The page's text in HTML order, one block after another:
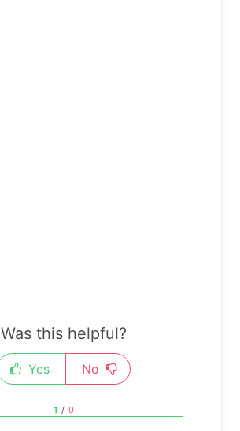
Was this helpful?
Yes No
1 / 0